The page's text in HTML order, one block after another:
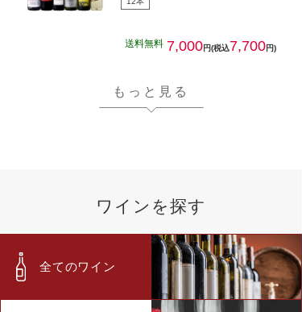
送料無料 7,000円(税込7,700円)
もっと見る
ワインを探す
全てのワイン